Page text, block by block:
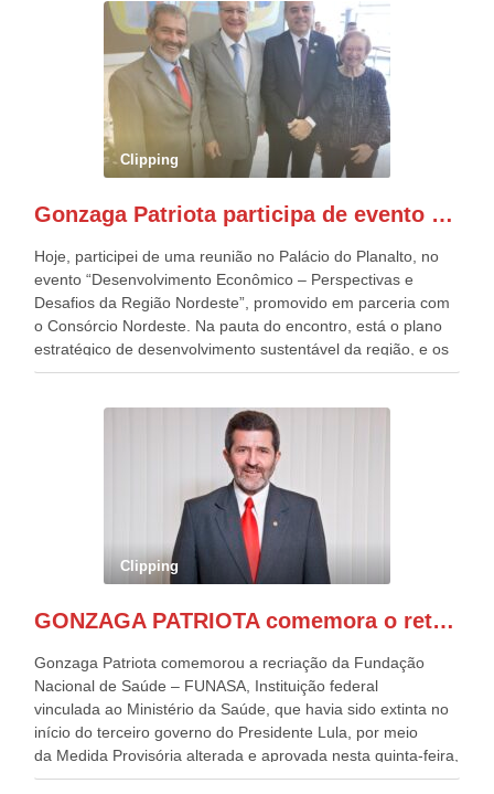
outros desfiles, na Esplanada dos Ministérios, disse ter sido
o deste ano, o maior e o mais organizado de todos. “Há
quatro décadas, como Patriota até no nome, participo
anualmente dos desfiles de Sete de Setembro, na
Esplanada dos Ministérios, em Brasília. Este ano, o governo
preparou espaços com cadeiras e coberturas, para 30.000
pessoas, só que o número de Patriotas Brasileiros
Independentes, dobrou na Esplanada. Eu, Lula e os
Patriota.
Clipping
Gonzaga Patriota participa de evento em prol do desenvolvimento do Nordeste
Hoje, participei de uma reunião no Palácio do Planalto, no
evento “Desenvolvimento Econômico – Perspectivas e
Desafios da Região Nordeste”, promovido em parceria com
o Consórcio Nordeste. Na pauta do encontro, está o plano
estratégico de desenvolvimento sustentável da região, e os
desafios para a elaboração de políticas públicas, que
evento contou com a presença do Vice-presidente Geraldo
Alckmin, que também ocupa o Ministério do
Desenvolvimento, Indústria, Comércio e Serviços, o ex
governador de Pernambuco, agora Presidente do Banco do
Nordeste, Paulo Câmara, o ex Deputado Federal, e
atualmente Superintendente da SUDENE, Danilo Cabral, da
Governadora de Pernambuco, Raquel Lyra, os ministros da
Casa Civil, Rui Costa, e da Integração e do Desenvolvimento
de todo Nordeste que também ajudam a fomentar o
Clipping
GONZAGA PATRIOTA comemora o retorno da FUNASA
Gonzaga Patriota comemorou a recriação da Fundação
Nacional de Saúde – FUNASA, Instituição federal
vinculada ao Ministério da Saúde, que havia sido extinta no
início do terceiro governo do Presidente Lula, por meio
da Medida Provisória alterada e aprovada nesta quinta-feira,
pelo Congresso Nacional. Gonzaga Patriota disse hoje em